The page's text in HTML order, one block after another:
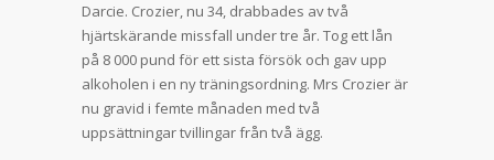
Darcie. Crozier, nu 34, drabbades av två
hjärtskärande missfall under tre år. Tog ett lån
på 8 000 pund för ett sista försök och gav upp
alkoholen i en ny träningsordning. Mrs Crozier är
nu gravid i femte månaden med två
uppsättningar tvillingar från två ägg.